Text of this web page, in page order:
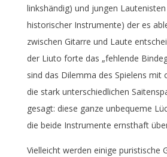
linkshändig) und jungen
historischer Instrumente) der es
zwischen Gitarre und Laute
der Liuto forte das „fehlende
sind das Dilemma des Spielens mit
die stark unterschiedlichen
gesagt: diese ganze unbequeme
die beide Instrumente ernsthaft
Vielleicht werden einige puristische